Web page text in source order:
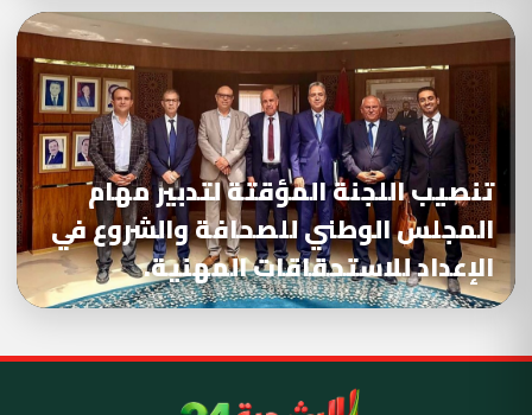
تنصيب اللجنة المؤقتة لتدبير مهام
المجلس الوطني للصحافة والشروع في
الإعداد للاستحقاقات المهنية.